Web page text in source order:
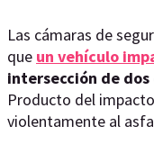
Las cámaras de
que un vehículo
intersección de dos
Producto del
violentamente al